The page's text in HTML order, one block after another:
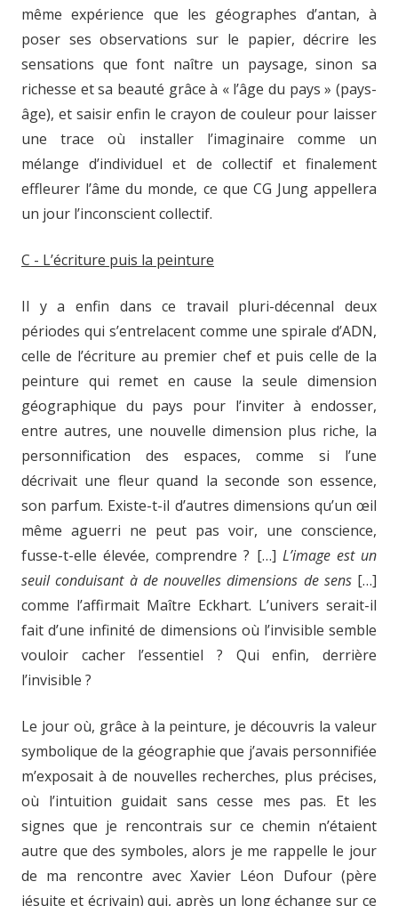
même expérience que les géographes d’antan, à
poser ses observations sur le papier, décrire les
sensations que font naître un paysage, sinon sa
richesse et sa beauté grâce à « l’âge du pays » (pays-
âge), et saisir enfin le crayon de couleur pour laisser
une trace où installer l’imaginaire comme un
mélange d’individuel et de collectif et finalement
effleurer l’âme du monde, ce que CG Jung appellera
un jour l’inconscient collectif.
C - L’écriture puis la peinture
Il y a enfin dans ce travail pluri-décennal deux
périodes qui s’entrelacent comme une spirale d’ADN,
celle de l’écriture au premier chef et puis celle de la
peinture qui remet en cause la seule dimension
géographique du pays pour l’inviter à endosser,
entre autres, une nouvelle dimension plus riche, la
personnification des espaces, comme si l’une
décrivait une fleur quand la seconde son essence,
son parfum. Existe-t-il d’autres dimensions qu’un œil
même aguerri ne peut pas voir, une conscience,
fusse-t-elle élevée, comprendre ? […] L’image est un
seuil conduisant à de nouvelles dimensions de sens […]
comme l’affirmait Maître Eckhart. L’univers serait-il
fait d’une infinité de dimensions où l’invisible semble
vouloir cacher l’essentiel ? Qui enfin, derrière
l’invisible ?
Le jour où, grâce à la peinture, je découvris la valeur
symbolique de la géographie que j’avais personnifiée
m’exposait à de nouvelles recherches, plus précises,
où l’intuition guidait sans cesse mes pas. Et les
signes que je rencontrais sur ce chemin n’étaient
autre que des symboles, alors je me rappelle le jour
de ma rencontre avec Xavier Léon Dufour (père
jésuite et écrivain) qui, après un long échange sur ce